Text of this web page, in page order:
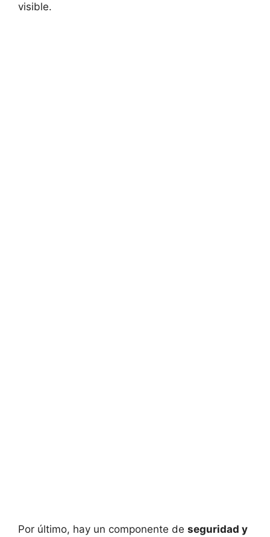
visible.
Por último, hay un componente de seguridad y